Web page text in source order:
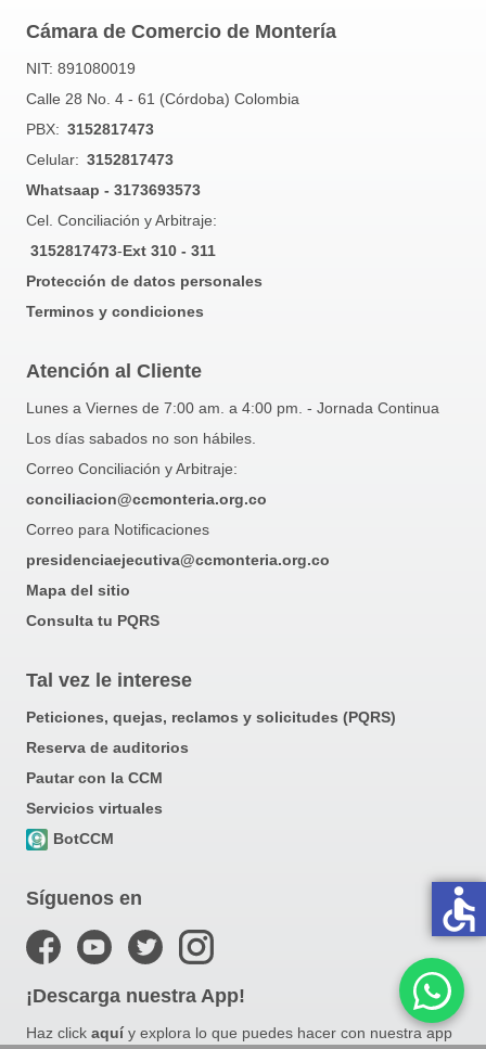
Cámara de Comercio de Montería
NIT: 891080019
Calle 28 No. 4 - 61 (Córdoba) Colombia
PBX: 3152817473
Celular: 3152817473
Whatsaap - 3173693573
Cel. Conciliación y Arbitraje:
3152817473-Ext 310 - 311
Protección de datos personales
Terminos y condiciones
Atención al Cliente
Lunes a Viernes de 7:00 am. a 4:00 pm. - Jornada Continua
Los días sabados no son hábiles.
Correo Conciliación y Arbitraje:
conciliacion@ccmonteria.org.co
Correo para Notificaciones
presidenciaejecutiva@ccmonteria.org.co
Mapa del sitio
Consulta tu PQRS
Tal vez le interese
Peticiones, quejas, reclamos y solicitudes (PQRS)
Reserva de auditorios
Pautar con la CCM
Servicios virtuales
BotCCM
Síguenos en
¡Descarga nuestra App!
Haz click aquí y explora lo que puedes hacer con nuestra app
accessible